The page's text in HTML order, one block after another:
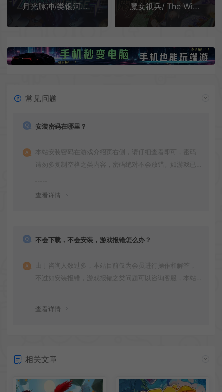
月光脉冲/类银河恶魔城游戏 Moonlight Pulse 下载
魔女祇兵/ The Witch of Luludidea 2D横向卷轴动作游戏
常见问题
安装密码在哪里？
本站安装密码在游戏介绍页右侧，请仔细查看即可，密码
请勿多复制空格之类内容，密码绝对不会放错。如游戏已
查看详情
不会下载，不会安装，游戏报错怎么办？
由于咨询人数过多，本站目前仅为会员进行操作和解答，
不过如安装报错，游戏报错之类问题可以咨询客服，本站
查看详情
相关文章